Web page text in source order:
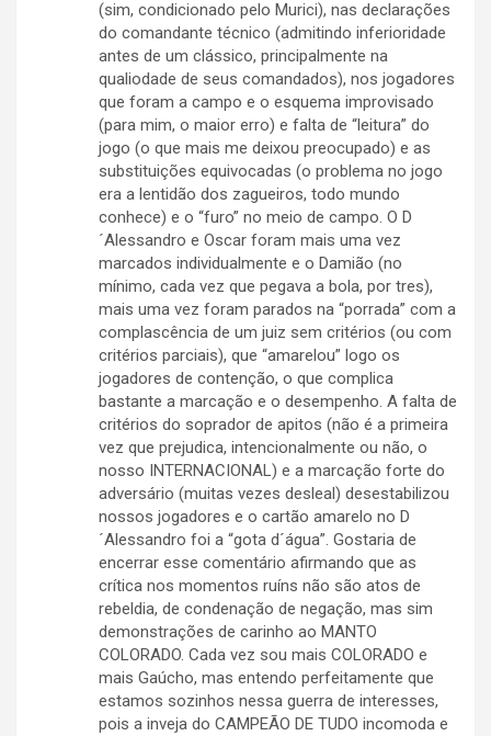
(sim, condicionado pelo Murici), nas declarações
do comandante técnico (admitindo inferioridade
antes de um clássico, principalmente na
qualiodade de seus comandados), nos jogadores
que foram a campo e o esquema improvisado
(para mim, o maior erro) e falta de “leitura” do
jogo (o que mais me deixou preocupado) e as
substituições equivocadas (o problema no jogo
era a lentidão dos zagueiros, todo mundo
conhece) e o “furo” no meio de campo. O D
´Alessandro e Oscar foram mais uma vez
marcados individualmente e o Damião (no
mínimo, cada vez que pegava a bola, por tres),
mais uma vez foram parados na “porrada” com a
complascência de um juiz sem critérios (ou com
critérios parciais), que “amarelou” logo os
jogadores de contenção, o que complica
bastante a marcação e o desempenho. A falta de
critérios do soprador de apitos (não é a primeira
vez que prejudica, intencionalmente ou não, o
nosso INTERNACIONAL) e a marcação forte do
adversário (muitas vezes desleal) desestabilizou
nossos jogadores e o cartão amarelo no D
´Alessandro foi a “gota d´água”. Gostaria de
encerrar esse comentário afirmando que as
crítica nos momentos ruíns não são atos de
rebeldia, de condenação de negação, mas sim
demonstrações de carinho ao MANTO
COLORADO. Cada vez sou mais COLORADO e
mais Gaúcho, mas entendo perfeitamente que
estamos sozinhos nessa guerra de interesses,
pois a inveja do CAMPEÃO DE TUDO incomoda e